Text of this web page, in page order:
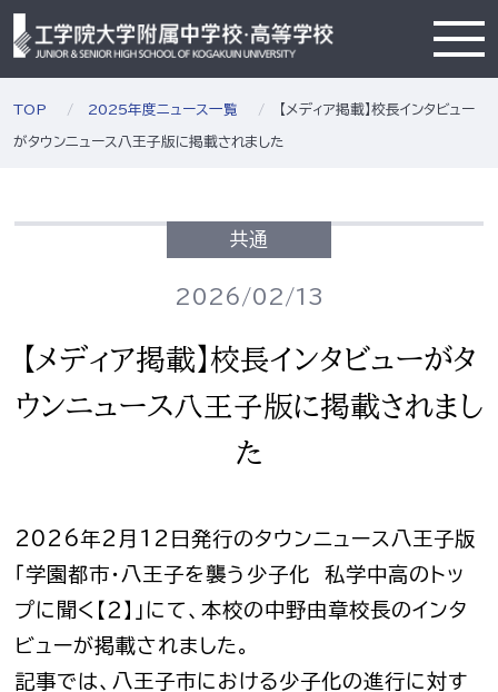
TOP 2025年度ニュース一覧 【メディア掲載】校長インタビュー
がタウンニュース八王子版に掲載されました
共通
2026/02/13
【メディア掲載】校長インタビューがタ
ウンニュース八王子版に掲載されまし
た
2026年2月12日発行のタウンニュース八王子版
「学園都市・八王子を襲う少子化 私学中高のトッ
プに聞く【２】」にて、本校の中野由章校長のインタ
ビューが掲載されました。
記事では、八王子市における少子化の進行に対す